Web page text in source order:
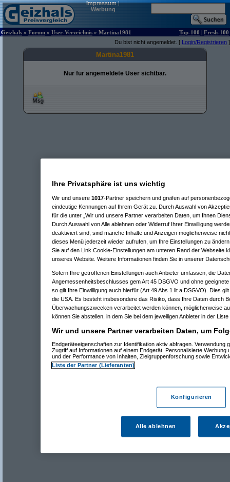
Impressum|
Werbung
Geizhals » Forum » User-Verzeichnis » Martina1981 Top-100 | Fresh-100
Du bist nicht angemeldet. [ Login/Registrieren ]
Martina1981
Nur für angemeldete User sichtbar.
Ihre Privatsphäre ist uns wichtig
Wir und unsere 1017-Partner speichern und greifen auf
eindeutige Kennungen auf Ihrem Gerät zu. Durch Auswahl von
für die unter „Wir und unsere Partner verarbeiten Daten, um Ihnen
Durch Auswahl von Alle ablehnen oder Widerruf Ihrer Einwilligung
deaktiviert sind, sind manche Inhalte und Anzeigen möglicherweise
dieses Menü jederzeit wieder aufrufen, um Ihre Einstellungen zu
Sie auf den Link Cookie-Einstellungen am unteren Rand der Webseite
unseres Website. Weitere Informationen finden Sie in unserer
Sofern Ihre getroffenen Einstellungen auch Anbieter umfassen, die
Angemessenheitsbeschlusses gem Art 45 DSGVO und ohne
so gilt Ihre Einwilligung auch hierfür (Art 49 Abs 1 lit a DSGVO). Dies
die USA. Es besteht insbesondere das Risiko, dass Ihre Daten durch
Überwachungszwecken verarbeitet werden können, möglicherweise
können Sie abstellen, in dem Sie bei dem jeweiligen Anbieter in der
Wir und unsere Partner verarbeiten Daten, um
Endgeräteeigenschaften zur Identifikation aktiv abfragen. Verwendung
Zugriff auf Informationen auf einem Endgerät. Personalisierte Werbung
und der Performance von Inhalten, Zielgruppenforschung sowie
Liste der Partner (Lieferanten)
Konfigurieren
Alle ablehnen